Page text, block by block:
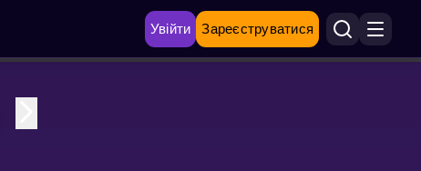
Увійти Зареєструватися